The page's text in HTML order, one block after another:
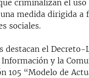
criminalizan el
medida dirigida a
sociales.
el Decreto-
y la
105 “Modelo de